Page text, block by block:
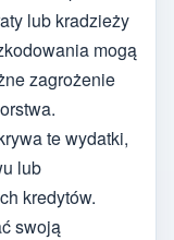
lub kradzieży
mogą
zagrożenie
te wydatki,
lub
kredytów.
swoją